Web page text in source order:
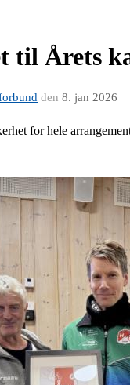
til Årets
den 8. jan 2026
for hele